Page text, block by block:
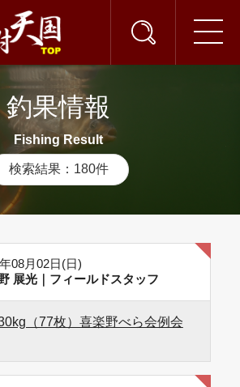
釣果情報
Fishing Result
検索結果：180件
08月02日(日)
展光｜フィールドスタッフ
（77枚）喜楽野べら会例会